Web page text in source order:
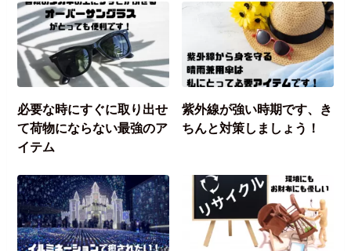
必要な時にすぐに取り出せ
て荷物にならない最強のア
イテム
紫外線が強い時期です、き
ちんと対策しましょう！